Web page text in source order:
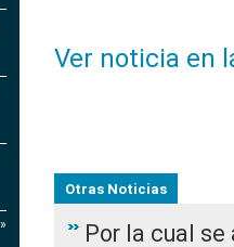
Ver noticia en
Otras Noticias
Por la cual